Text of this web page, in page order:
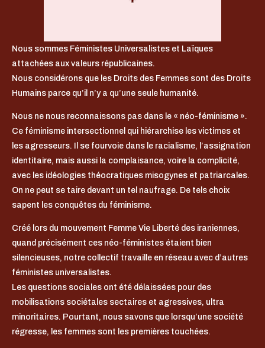
Nous sommes Féministes Universalistes et Laïques
attachées aux valeurs républicaines.
Nous considérons que les Droits des Femmes sont des Droits
Humains parce qu’il n’y a qu’une seule humanité.
Nous ne nous reconnaissons pas dans le « néo-féminisme ».
Ce féminisme intersectionnel qui hiérarchise les victimes et
les agresseurs. Il se fourvoie dans le racialisme, l’assignation
identitaire, mais aussi la complaisance, voire la complicité,
avec les idéologies théocratiques misogynes et patriarcales.
On ne peut se taire devant un tel naufrage. De tels choix
sapent les conquêtes du féminisme.
Créé lors du mouvement Femme Vie Liberté des iraniennes,
quand précisément ces néo-féministes étaient bien
silencieuses, notre collectif travaille en réseau avec d’autres
féministes universalistes.
Les questions sociales ont été délaissées pour des
mobilisations sociétales sectaires et agressives, ultra
minoritaires. Pourtant, nous savons que lorsqu’une société
régresse, les femmes sont les premières touchées.